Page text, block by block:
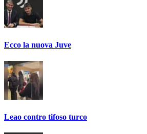
Ecco la nuova Juve
Leao contro tifoso turco